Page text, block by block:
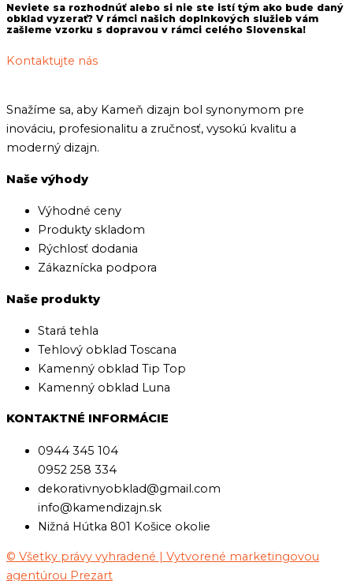
Neviete sa rozhodnúť alebo si nie ste istí tým ako bude daný
obklad vyzerať? V rámci našich doplnkových služieb vám
zašleme vzorku s dopravou v rámci celého Slovenska!
Kontaktujte nás
Snažíme sa, aby Kameň dizajn bol synonymom pre
inováciu, profesionalitu a zručnosť, vysokú kvalitu a
moderný dizajn.
Naše výhody
Výhodné ceny
Produkty skladom
Rýchlosť dodania
Zákaznícka podpora
Naše produkty
Stará tehla
Tehlový obklad Toscana
Kamenný obklad Tip Top
Kamenný obklad Luna
KONTAKTNÉ INFORMÁCIE
0944 345 104
0952 258 334
dekorativnyobklad@gmail.com
info@kamendizajn.sk
Nižná Hútka 801 Košice okolie
© Všetky právy vyhradené | Vytvorené marketingovou
agentúrou Prezart